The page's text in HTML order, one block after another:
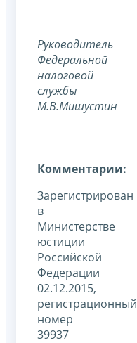
Руководитель
Федеральной
налоговой
службы
М.В.Мишустин
Комментарии:
Зарегистрирован
в
Министерстве
юстиции
Российской
Федерации
02.12.2015,
регистрационный
номер
39937